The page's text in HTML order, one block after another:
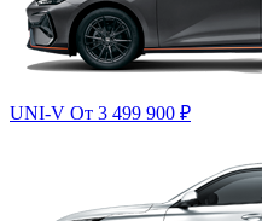
UNI-V От 3 499 900 ₽